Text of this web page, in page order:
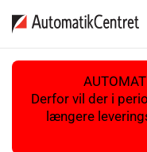
Derfor vil der i
længere